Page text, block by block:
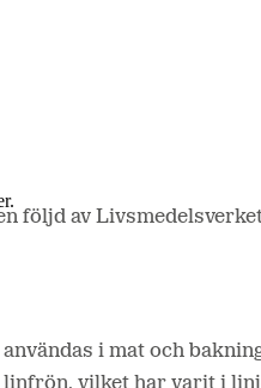
följd av
i mat och